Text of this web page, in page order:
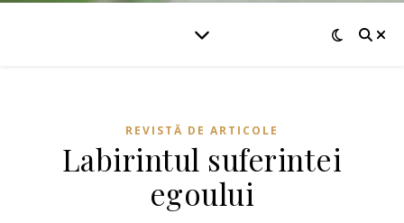
REVISTĂ DE ARTICOLE
Labirintul suferintei
egoului